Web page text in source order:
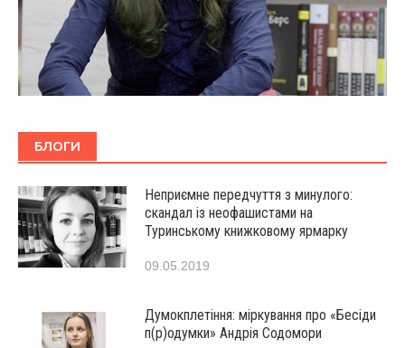
БЛОГИ
Неприємне передчуття з минулого:
скандал із неофашистами на
Туринському книжковому ярмарку
09.05.2019
Думокплетіння: міркування про «Бесіди
п(р)одумки» Андрія Содомори